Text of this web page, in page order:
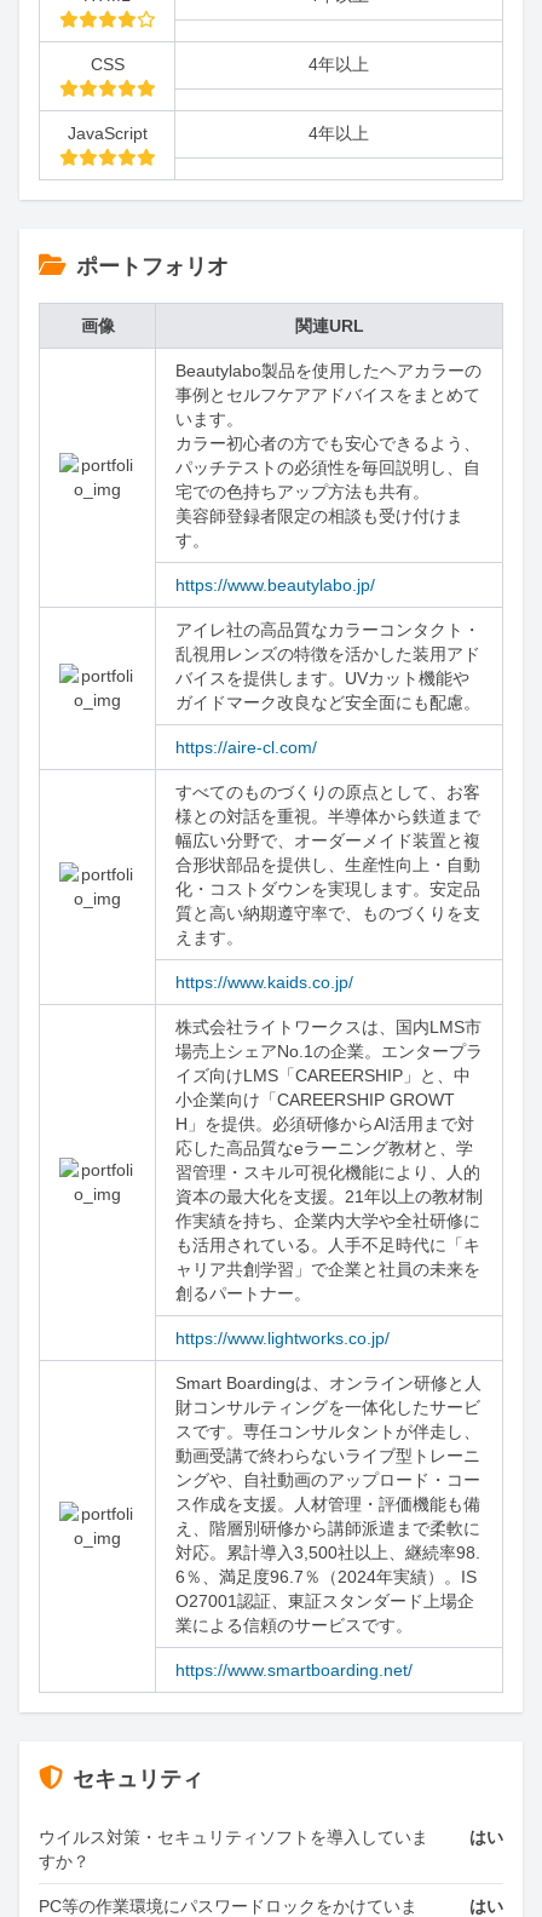
CSS 4年以上
JavaScript 4年以上
ポートフォリオ
画像 関連URL
Beautylabo製品を使用したヘアカラーの
事例とセルフケアアドバイスをまとめて
います。
カラー初心者の方でも安心できるよう、
パッチテストの必須性を毎回説明し、自
宅での色持ちアップ方法も共有。
美容師登録者限定の相談も受け付けま
す。
https://www.beautylabo.jp/
アイレ社の高品質なカラーコンタクト・
乱視用レンズの特徴を活かした装用アド
バイスを提供します。UVカット機能や
ガイドマーク改良など安全面にも配慮。
https://aire-cl.com/
すべてのものづくりの原点として、お客
様との対話を重視。半導体から鉄道まで
幅広い分野で、オーダーメイド装置と複
合形状部品を提供し、生産性向上・自動
化・コストダウンを実現します。安定品
質と高い納期遵守率で、ものづくりを支
えます。
https://www.kaids.co.jp/
株式会社ライトワークスは、国内LMS市
場売上シェアNo.1の企業。エンタープラ
イズ向けLMS「CAREERSHIP」と、中
小企業向け「CAREERSHIP GROWT
H」を提供。必須研修からAI活用まで対
応した高品質なeラーニング教材と、学
習管理・スキル可視化機能により、人的
資本の最大化を支援。21年以上の教材制
作実績を持ち、企業内大学や全社研修に
も活用されている。人手不足時代に「キ
ャリア共創学習」で企業と社員の未来を
創るパートナー。
https://www.lightworks.co.jp/
Smart Boardingは、オンライン研修と人
財コンサルティングを一体化したサービ
スです。専任コンサルタントが伴走し、
動画受講で終わらないライブ型トレーニ
ングや、自社動画のアップロード・コー
ス作成を支援。人材管理・評価機能も備
え、階層別研修から講師派遣まで柔軟に
対応。累計導入3,500社以上、継続率98.
6％、満足度96.7％（2024年実績）。IS
O27001認証、東証スタンダード上場企
業による信頼のサービスです。
https://www.smartboarding.net/
セキュリティ
ウイルス対策・セキュリティソフトを導入していま
すか？
はい
PC等の作業環境にパスワードロックをかけていま
はい